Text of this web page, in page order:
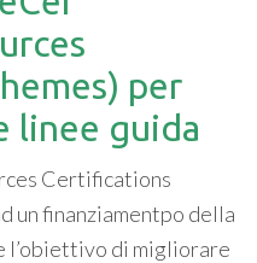
per
linee guida
Certifications
un finanziamentpo della
l’obiettivo di migliorare